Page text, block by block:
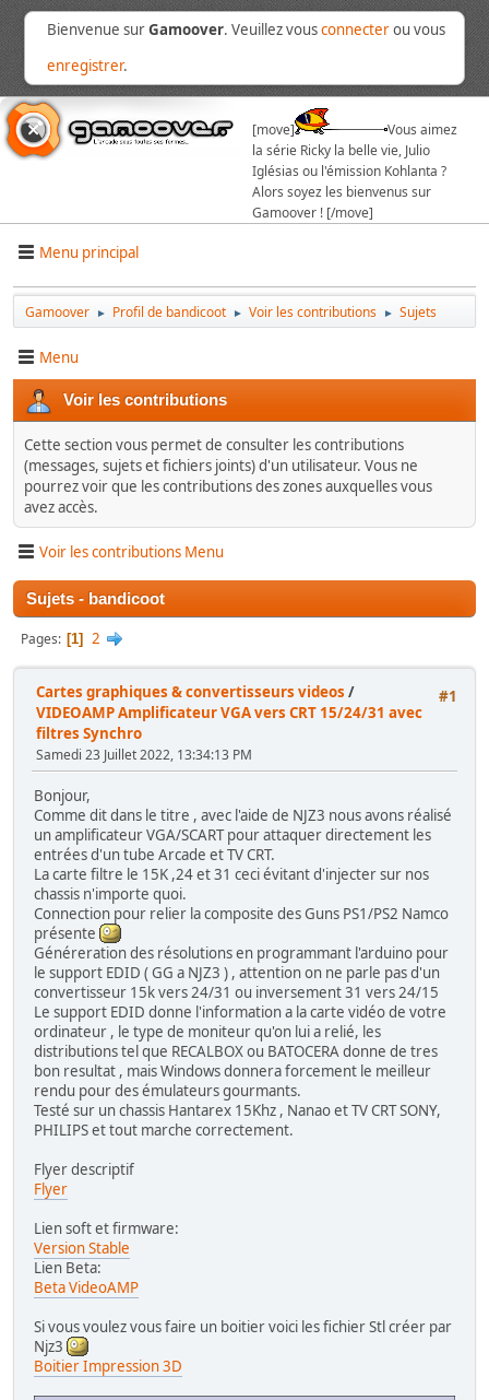
Bienvenue surGamoover. Veuillez vousconnecterou vous
enregistrer.
[move]
Vous aimez
la série Ricky la belle vie, Julio
Iglésias ou l'émission Kohlanta ?
Alors soyez les bienvenus sur
Gamoover ! [/move]
Menu principal
Gamoover ► Profil de bandicoot ► Voir les contributions ► Sujets
Menu
Voir les contributions
Cette section vous permet de consulter les contributions
(messages, sujets et fichiers joints) d'un utilisateur. Vous ne
pourrez voir que les contributions des zones auxquelles vous
avez accès.
Voir les contributions Menu
Sujets - bandicoot
Pages 1 2
#1
Cartes graphiques & convertisseurs videos /
VIDEOAMP Amplificateur VGA vers CRT 15/24/31 avec
filtres Synchro
Samedi 23 Juillet 2022, 13:34:13 PM
Bonjour,
Comme dit dans le titre , avec l'aide de NJZ3 nous avons réalisé
un amplificateur VGA/SCART pour attaquer directement les
entrées d'un tube Arcade et TV CRT.
La carte filtre le 15K ,24 et 31 ceci évitant d'injecter sur nos
chassis n'importe quoi.
Connection pour relier la composite des Guns PS1/PS2 Namco
présente
Généreration des résolutions en programmant l'arduino pour
le support EDID ( GG a NJZ3 ) , attention on ne parle pas d'un
convertisseur 15k vers 24/31 ou inversement 31 vers 24/15
Le support EDID donne l'information a la carte vidéo de votre
ordinateur , le type de moniteur qu'on lui a relié, les
distributions tel que RECALBOX ou BATOCERA donne de tres
bon resultat , mais Windows donnera forcement le meilleur
rendu pour des émulateurs gourmants.
Testé sur un chassis Hantarex 15Khz , Nanao et TV CRT SONY,
PHILIPS et tout marche correctement.
Flyer descriptif
Flyer
Lien soft et firmware:
Version Stable
Lien Beta:
Beta VideoAMP
Si vous voulez vous faire un boitier voici les fichier Stl créer par
Njz3
Boitier Impression 3D